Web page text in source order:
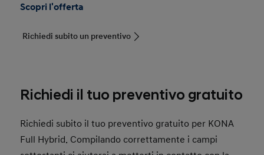
Scopri l'offerta
Richiedi subito un preventivo
Richiedi il tuo preventivo gratuito
Richiedi subito il tuo preventivo gratuito per KONA
Full Hybrid. Compilando correttamente i campi